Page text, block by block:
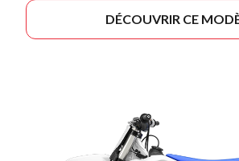
DÉCOUVRIR CE